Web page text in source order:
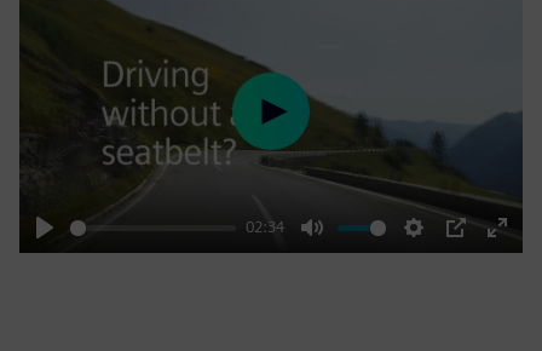
Play
02:34
Mute Settings
PIP
Enter
Play